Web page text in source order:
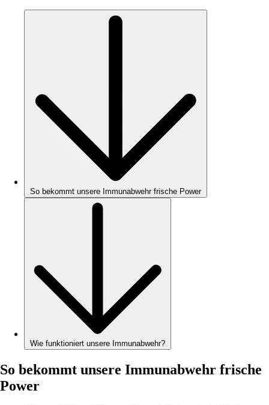
So bekommt unsere Immunabwehr frische Power
Wie funktioniert unsere Immunabwehr?
So bekommt unsere Immunabwehr frische
Power